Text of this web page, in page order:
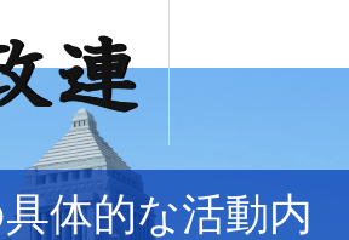
体的な活動内